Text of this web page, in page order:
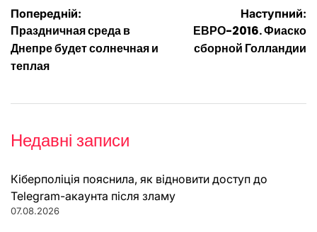
Навігація
записів
Попередній:
Праздничная среда в
Днепре будет солнечная и
теплая
Наступний:
ЕВРО-2016. Фиаско
сборной Голландии
Недавні записи
Кіберполіція пояснила, як відновити доступ до
Telegram-акаунта після зламу
07.08.2026